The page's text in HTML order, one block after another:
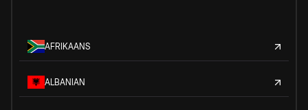
AFRIKAANS
ALBANIAN